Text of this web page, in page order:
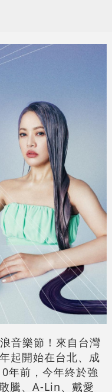
音樂節！來自台灣
起開始在台北、成
年前，今年終於強
騰、A-Lin、戴愛